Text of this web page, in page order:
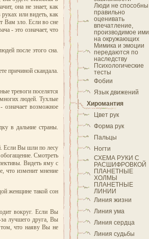
она не знает, как
или видеть, как
Вам зло. Если во сне
- это означает, что
после этого сна.
причиной скандала.
тревоги поселятся
людей. Тухлые
означает возможное
в дальние страны.
Если Вы шли по лесу
Смотреть
Видеть яму с
что изменит мнение
женщине такой сон
вокруг. Если Вы
за лучшего друга, Вы
том, что наяву Вы не
Люди не способны
правильно
оценивать
впечатление,
производимое ими
на окружающих
Мимика и эмоции
передаются по
наследству
Психологические
тесты
Фобии
Язык движений
Хиромантия
Цвет рук
Форма рук
Пальцы
Ногти
СХЕМА РУКИ С
РАСШИФРОВКОЙ
ПЛАНЕТНЫЕ
ХОЛМЫ
ПЛАНЕТНЫЕ
ЛИНИИ
Линия жизни
Линия ума
Линия сердца
Линия судьбы